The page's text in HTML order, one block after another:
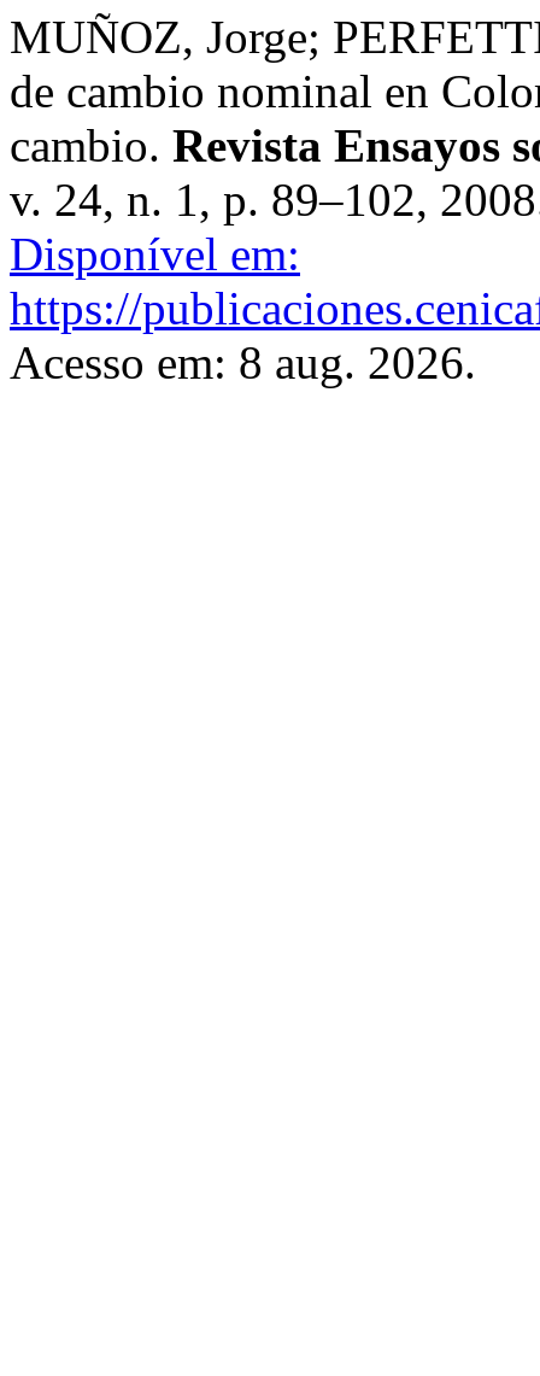
MUÑOZ, Jorge;
de cambio nominal en
cambio. Revista Ensayos
v. 24, n. 1, p. 89–102,
Disponível em:
https://
Acesso em: 8 aug. 2026.